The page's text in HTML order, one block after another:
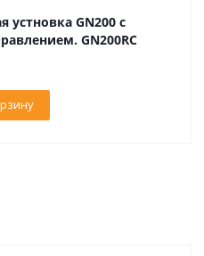
устновка GN200 с
GN200RC